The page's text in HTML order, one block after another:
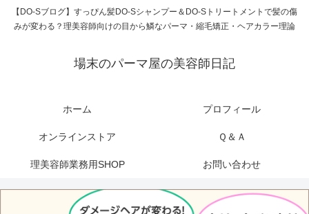
【DO-Sブログ】すっぴん髪DO-Sシャンプー＆DO-Sトリートメントで髪の傷
みが変わる？理美容師向けの目から鱗なパーマ・縮毛矯正・ヘアカラー理論
場末のパーマ屋の美容師日記
ホーム プロフィール
オンラインストア Ｑ＆Ａ
理美容師業務用SHOP お問い合わせ